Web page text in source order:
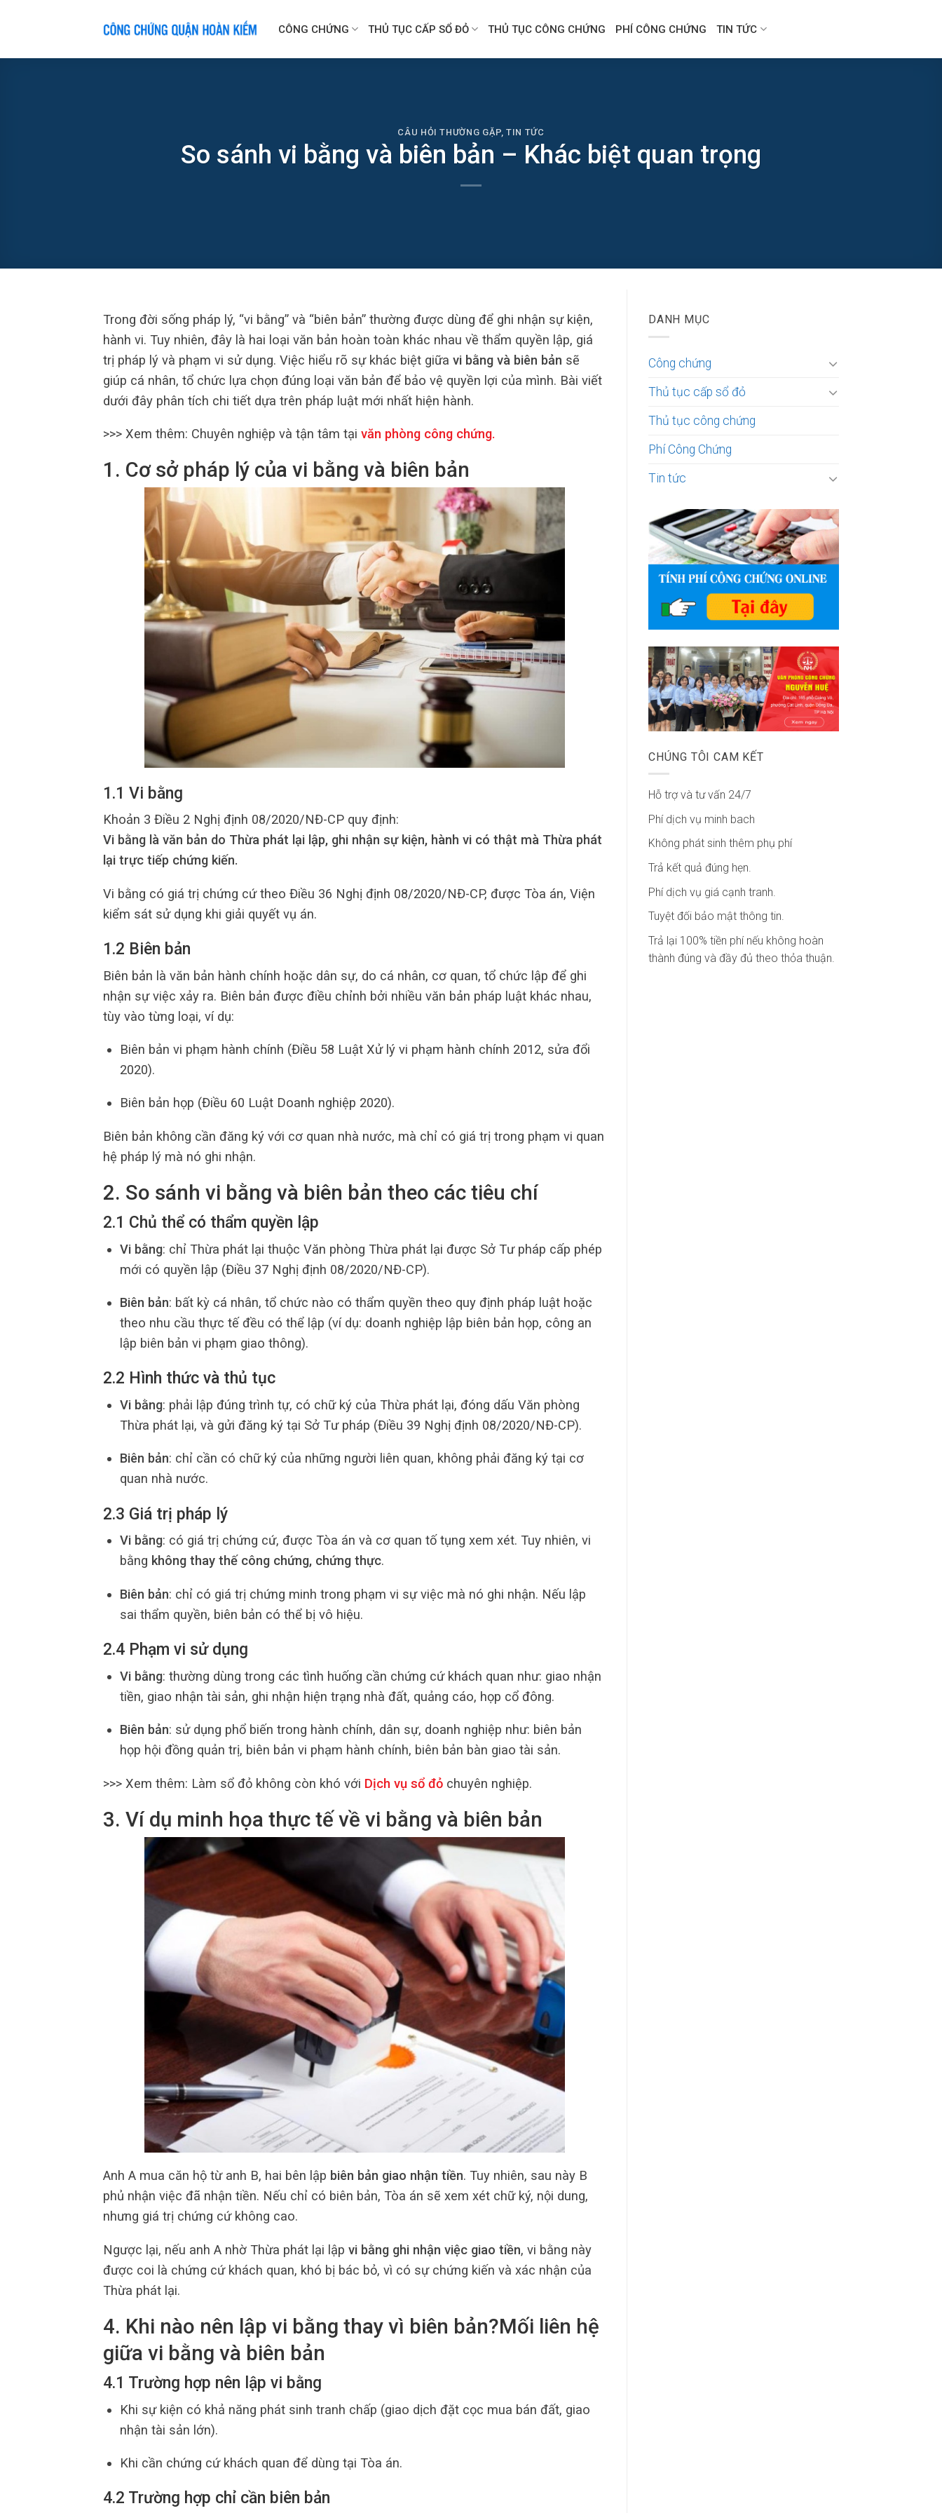
CÔNG CHỨNG THỦ TỤC CẤP SỔ ĐỎ THỦ TỤC CÔNG CHỨNG PHÍ CÔNG CHỨNG TIN TỨC
CÂU HỎI THƯỜNG GẶP,TIN TỨC
So sánh vi bằng và biên bản – Khác biệt quan trọng
Trong đời sống pháp lý, “vi bằng” và “biên bản” thường được dùng để ghi nhận sự kiện,
hành vi. Tuy nhiên, đây là hai loại văn bản hoàn toàn khác nhau về thẩm quyền lập, giá
trị pháp lý và phạm vi sử dụng. Việc hiểu rõ sự khác biệt giữa vi bằng và biên bản sẽ
giúp cá nhân, tổ chức lựa chọn đúng loại văn bản để bảo vệ quyền lợi của mình. Bài viết
dưới đây phân tích chi tiết dựa trên pháp luật mới nhất hiện hành.
>>> Xem thêm: Chuyên nghiệp và tận tâm tại văn phòng công chứng.
1. Cơ sở pháp lý của vi bằng và biên bản
1.1 Vi bằng
Khoản 3 Điều 2 Nghị định 08/2020/NĐ-CP quy định:
Vi bằng là văn bản do Thừa phát lại lập, ghi nhận sự kiện, hành vi có thật mà Thừa phát
lại trực tiếp chứng kiến.
Vi bằng có giá trị chứng cứ theo Điều 36 Nghị định 08/2020/NĐ-CP, được Tòa án, Viện
kiểm sát sử dụng khi giải quyết vụ án.
1.2 Biên bản
Biên bản là văn bản hành chính hoặc dân sự, do cá nhân, cơ quan, tổ chức lập để ghi
nhận sự việc xảy ra. Biên bản được điều chỉnh bởi nhiều văn bản pháp luật khác nhau,
tùy vào từng loại, ví dụ:
Biên bản vi phạm hành chính (Điều 58 Luật Xử lý vi phạm hành chính 2012, sửa đổi
2020).
Biên bản họp (Điều 60 Luật Doanh nghiệp 2020).
Biên bản không cần đăng ký với cơ quan nhà nước, mà chỉ có giá trị trong phạm vi quan
hệ pháp lý mà nó ghi nhận.
2. So sánh vi bằng và biên bản theo các tiêu chí
2.1 Chủ thể có thẩm quyền lập
Vi bằng: chỉ Thừa phát lại thuộc Văn phòng Thừa phát lại được Sở Tư pháp cấp phép
mới có quyền lập (Điều 37 Nghị định 08/2020/NĐ-CP).
Biên bản: bất kỳ cá nhân, tổ chức nào có thẩm quyền theo quy định pháp luật hoặc
theo nhu cầu thực tế đều có thể lập (ví dụ: doanh nghiệp lập biên bản họp, công an
lập biên bản vi phạm giao thông).
2.2 Hình thức và thủ tục
Vi bằng: phải lập đúng trình tự, có chữ ký của Thừa phát lại, đóng dấu Văn phòng
Thừa phát lại, và gửi đăng ký tại Sở Tư pháp (Điều 39 Nghị định 08/2020/NĐ-CP).
Biên bản: chỉ cần có chữ ký của những người liên quan, không phải đăng ký tại cơ
quan nhà nước.
2.3 Giá trị pháp lý
Vi bằng: có giá trị chứng cứ, được Tòa án và cơ quan tố tụng xem xét. Tuy nhiên, vi
bằng không thay thế công chứng, chứng thực.
Biên bản: chỉ có giá trị chứng minh trong phạm vi sự việc mà nó ghi nhận. Nếu lập
sai thẩm quyền, biên bản có thể bị vô hiệu.
2.4 Phạm vi sử dụng
Vi bằng: thường dùng trong các tình huống cần chứng cứ khách quan như: giao nhận
tiền, giao nhận tài sản, ghi nhận hiện trạng nhà đất, quảng cáo, họp cổ đông.
Biên bản: sử dụng phổ biến trong hành chính, dân sự, doanh nghiệp như: biên bản
họp hội đồng quản trị, biên bản vi phạm hành chính, biên bản bàn giao tài sản.
>>> Xem thêm: Làm sổ đỏ không còn khó với Dịch vụ sổ đỏ chuyên nghiệp.
3. Ví dụ minh họa thực tế về vi bằng và biên bản
Anh A mua căn hộ từ anh B, hai bên lập biên bản giao nhận tiền. Tuy nhiên, sau này B
phủ nhận việc đã nhận tiền. Nếu chỉ có biên bản, Tòa án sẽ xem xét chữ ký, nội dung,
nhưng giá trị chứng cứ không cao.
Ngược lại, nếu anh A nhờ Thừa phát lại lập vi bằng ghi nhận việc giao tiền, vi bằng này
được coi là chứng cứ khách quan, khó bị bác bỏ, vì có sự chứng kiến và xác nhận của
Thừa phát lại.
4. Khi nào nên lập vi bằng thay vì biên bản?Mối liên hệ
giữa vi bằng và biên bản
4.1 Trường hợp nên lập vi bằng
Khi sự kiện có khả năng phát sinh tranh chấp (giao dịch đặt cọc mua bán đất, giao
nhận tài sản lớn).
Khi cần chứng cứ khách quan để dùng tại Tòa án.
4.2 Trường hợp chỉ cần biên bản
DANH MỤC
Công chứng
Thủ tục cấp sổ đỏ
Thủ tục công chứng
Phí Công Chứng
Tin tức
CHÚNG TÔI CAM KẾT
Hỗ trợ và tư vấn 24/7
Phí dịch vụ minh bach
Không phát sinh thêm phụ phí
Trả kết quả đúng hẹn.
Phí dịch vụ giá cạnh tranh.
Tuyệt đối bảo mật thông tin.
Trả lại 100% tiền phí nếu không hoàn
thành đúng và đầy đủ theo thỏa thuận.